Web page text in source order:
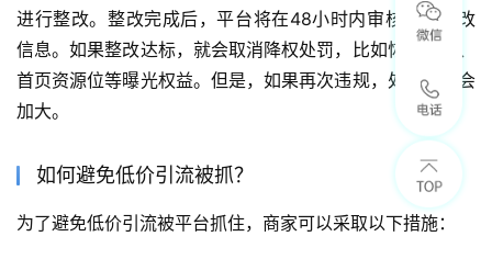
进行整改。整改完成后，平台将在48小时内审核你的整改
信息。如果整改达标，就会取消降权处罚，比如恢复榜单、
首页资源位等曝光权益。但是，如果再次违规，处罚力度会
加大。
如何避免低价引流被抓？
为了避免低价引流被平台抓住，商家可以采取以下措施：